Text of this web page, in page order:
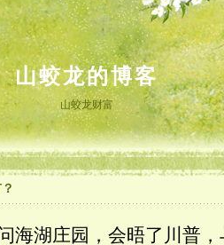
山蛟龙的博客
山蛟龙财富
海湖庄园，会晤了川普